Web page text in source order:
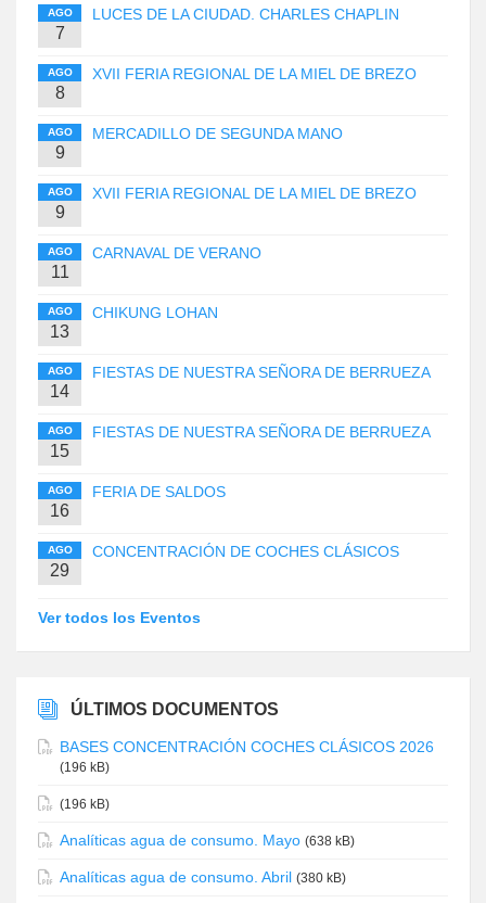
AGO
7
LUCES DE LA CIUDAD. CHARLES CHAPLIN
AGO
8
XVII FERIA REGIONAL DE LA MIEL DE BREZO
AGO
9
MERCADILLO DE SEGUNDA MANO
AGO
9
XVII FERIA REGIONAL DE LA MIEL DE BREZO
AGO
11
CARNAVAL DE VERANO
AGO
13
CHIKUNG LOHAN
AGO
14
FIESTAS DE NUESTRA SEÑORA DE BERRUEZA
AGO
15
FIESTAS DE NUESTRA SEÑORA DE BERRUEZA
AGO
16
FERIA DE SALDOS
AGO
29
CONCENTRACIÓN DE COCHES CLÁSICOS
Ver todos los Eventos
ÚLTIMOS DOCUMENTOS
BASES CONCENTRACIÓN COCHES CLÁSICOS 2026
(196 kB)
(196 kB)
Analíticas agua de consumo. Mayo (638 kB)
Analíticas agua de consumo. Abril (380 kB)